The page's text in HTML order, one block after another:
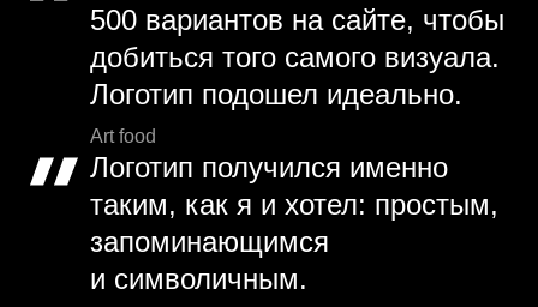
500 вариантов на сайте, чтобы
добиться того самого визуала.
Логотип подошел идеально.
Art food
Логотип получился именно
таким, как я и хотел: простым,
запоминающимся
и символичным.